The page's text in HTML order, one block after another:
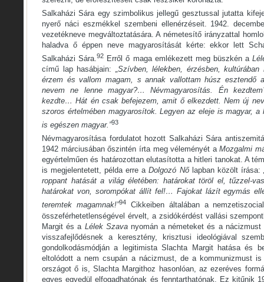
Salkaházi Sára egy szimbolikus jellegű gesztussal jutatta
nyerő náci eszmékkel szembeni ellenérzéseit. 1942.
vezetékneve megváltoztatására. A németesítő irányzattal
haladva ő éppen neve magyarosítását kérte: ekkor lett
Salkaházi Sára.92 Erről ő maga emlékezett meg büszkén a
című lap hasábjain: „Szívben, lélekben, érzésben,
érzem és vallom magam, s annak vallottam húsz
nevem ne lenne magyar?… Névmagyarosítás. Én
kezdte… Hát én csak befejezem, amit ő elkezdett. Nem új
szoros értelmében magyarosítok. Legyen az eleje is magyar,
is egészen magyar.”93
Névmagyarosítása fordulatot hozott Salkaházi Sára
1942 márciusában őszintén írta meg véleményét aMozgalmi
egyértelműen és határozottan elutasította a hitleri tanokat. A
is megjelentetett, példa erre aDolgozó Nőlapban közölt írása:
roppant hatását a világ életében: határokat töröl el, tűzzel-
határokat von, sorompókat állít fel!… Fajokat lázít egymás
teremtek magamnak!”94
Cikkeiben általában a
összeférhetetlenségével érvelt, a zsidókérdést vallási
Margit és a Lélek Szavanyomán a németeket és a nácizmust
visszafejlődésnek a keresztény, krisztusi ideológiával
gondolkodásmódján a legitimista Slachta Margit hatása és
eltolódott a nem csupán a nácizmust, de a kommunizmust
országot ő is, Slachta Margithoz hasonlóan, az ezeréves
egyes egyedül elfogadhatónak és fenntarthatónak. Ez kitűnik